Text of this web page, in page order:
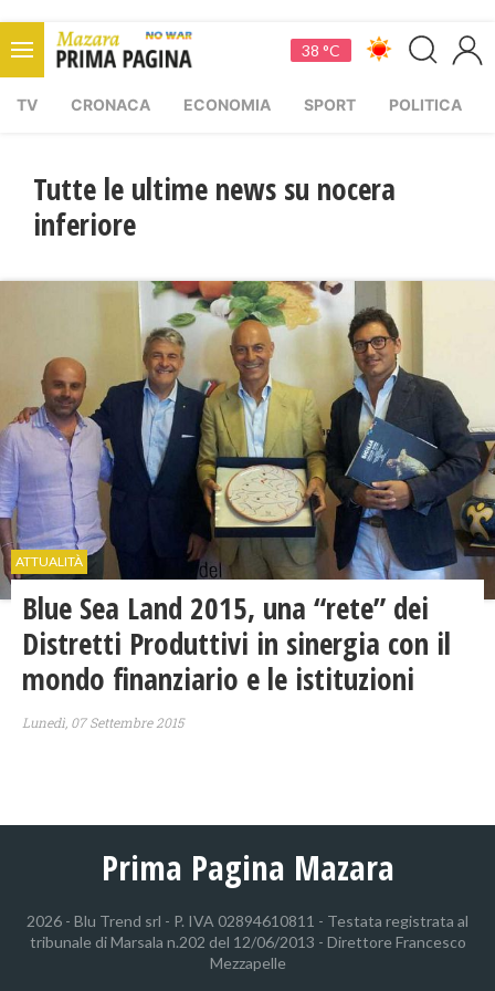
38 °C
TV CRONACA ECONOMIA SPORT POLITICA
Tutte le ultime news su nocera
inferiore
ATTUALITÀ
Blue Sea Land 2015, una “rete” dei
Distretti Produttivi in sinergia con il
mondo finanziario e le istituzioni
Lunedì, 07 Settembre 2015
Prima Pagina Mazara
2026 - Blu Trend srl - P. IVA 02894610811 - Testata registrata al
tribunale di Marsala n.202 del 12/06/2013 - Direttore Francesco
Mezzapelle